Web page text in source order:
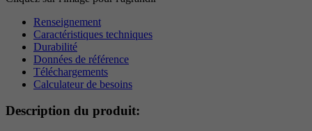
Renseignement
Caractéristiques techniques
Durabilité
Données de référence
Téléchargements
Calculateur de besoins
Description du produit: